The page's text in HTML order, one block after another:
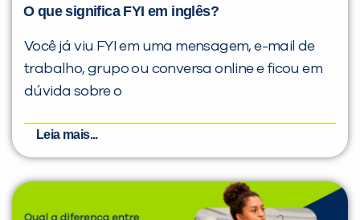
O que significa FYI em inglês?
Você já viu FYI em uma mensagem, e-mail de
trabalho, grupo ou conversa online e ficou em
dúvida sobre o
Leia mais...